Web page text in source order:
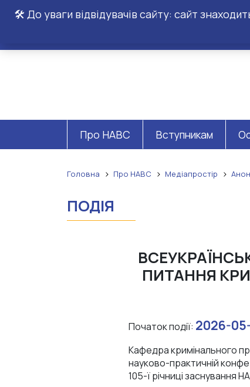
🛠️ До уваги відвідувачів сайту: сайт
Про НАВС Вступникам
Головна Про НАВС Медіапростір
ПОДІЯ
ПИТАННЯ
Початок події: 2026-
Кафедра кримінального
науково-практичній
105-ї річниці заснування